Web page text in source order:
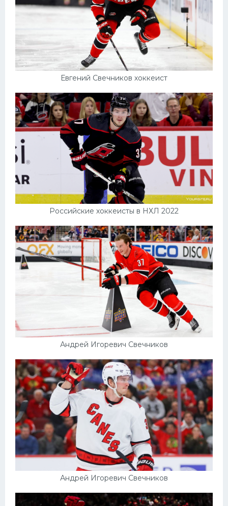
Евгений Свечников хоккеист
Российские хоккеисты в НХЛ 2022
Андрей Игоревич Свечников
Андрей Игоревич Свечников